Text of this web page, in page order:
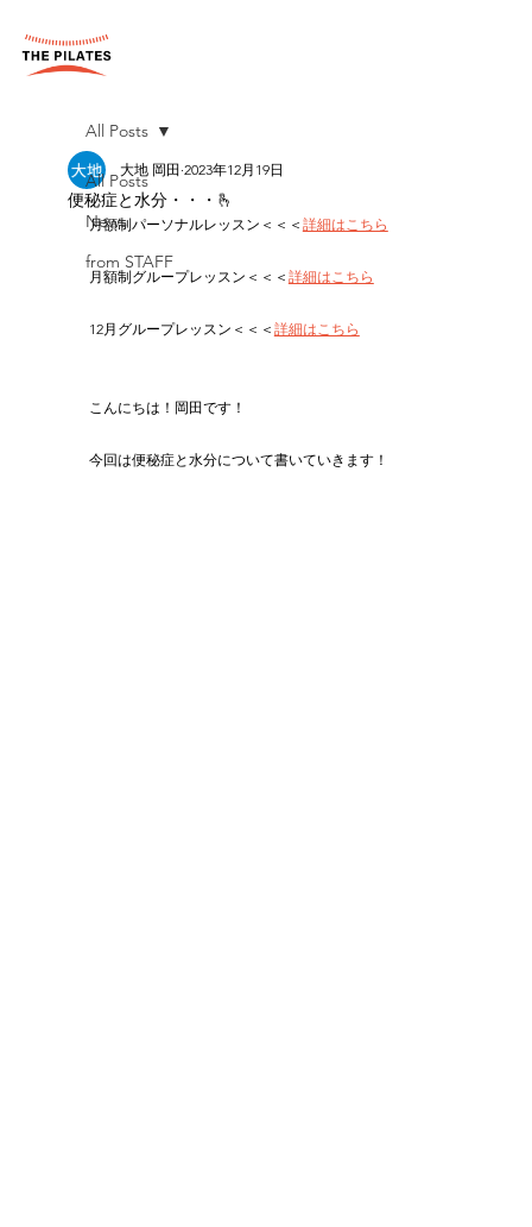
All Posts
News
from STAFF
All Posts
便秘症と水分・・・🫰
大地 岡田 2023年12月19日
月額制パーソナルレッスン＜＜＜ 詳細はこちら
月額制グループレッスン＜＜＜ 詳細はこちら
12月グループレッスン＜＜＜ 詳細はこちら
こんにちは！岡田です！
今回は便秘症と水分について書いていきます！